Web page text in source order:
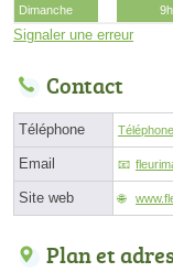
Dimanche
Signaler une erreur
Contact
Téléphone
Email
Site web
Plan et